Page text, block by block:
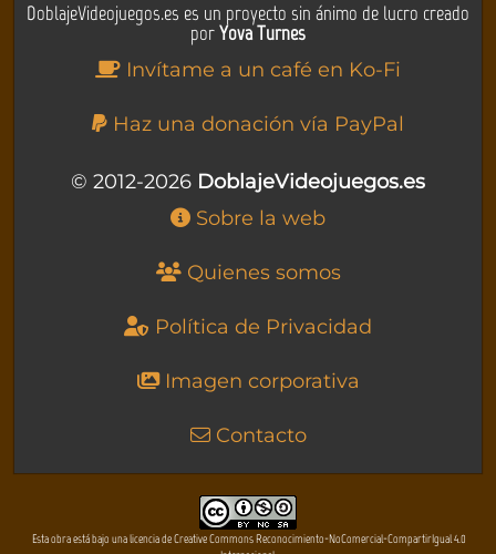
DoblajeVideojuegos.es es un proyecto sin ánimo de lucro creado
porYova Turnes
Invítame a un café en Ko-Fi
Haz una donación vía PayPal
© 2012-2026 DoblajeVideojuegos.es
Sobre la web
Quienes somos
Política de Privacidad
Imagen corporativa
Contacto
Esta obra está bajo una licencia de Creative Commons Reconocimiento-NoComercial-CompartirIgual 4.0